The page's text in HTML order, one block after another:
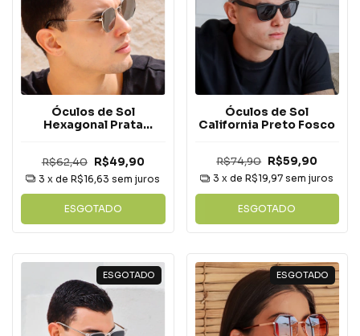
Óculos de Sol
Hexagonal Prata
R$62,40 R$49,90
3 x deR$16,63 sem juros
ESGOTADO
Óculos de Sol
California Preto Fosco
R$74,90 R$59,90
3 x deR$19,97 sem juros
ESGOTADO
ESGOTADO ESGOTADO